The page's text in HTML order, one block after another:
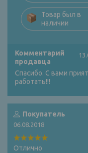
Товар был в
наличии
Комментарий
продавца
Спасибо. С вами
работать!!!
Покупатель
06.08.2018
Отлично